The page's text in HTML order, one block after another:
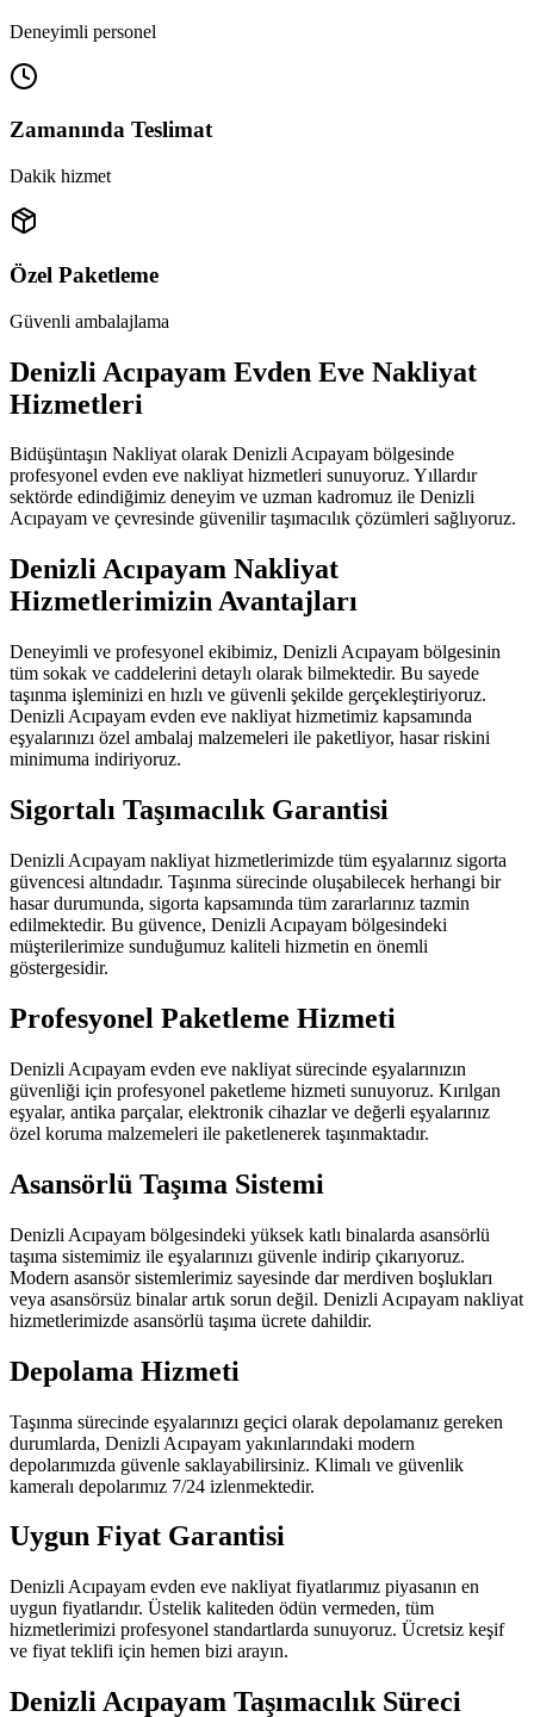
Deneyimli personel
Zamanında Teslimat
Dakik hizmet
Özel Paketleme
Güvenli ambalajlama
Denizli Acıpayam Evden Eve Nakliyat
Hizmetleri
Bidüşüntaşın Nakliyat olarak Denizli Acıpayam bölgesinde
profesyonel evden eve nakliyat hizmetleri sunuyoruz. Yıllardır
sektörde edindiğimiz deneyim ve uzman kadromuz ile Denizli
Acıpayam ve çevresinde güvenilir taşımacılık çözümleri sağlıyoruz.
Denizli Acıpayam Nakliyat
Hizmetlerimizin Avantajları
Deneyimli ve profesyonel ekibimiz, Denizli Acıpayam bölgesinin
tüm sokak ve caddelerini detaylı olarak bilmektedir. Bu sayede
taşınma işleminizi en hızlı ve güvenli şekilde gerçekleştiriyoruz.
Denizli Acıpayam evden eve nakliyat hizmetimiz kapsamında
eşyalarınızı özel ambalaj malzemeleri ile paketliyor, hasar riskini
minimuma indiriyoruz.
Sigortalı Taşımacılık Garantisi
Denizli Acıpayam nakliyat hizmetlerimizde tüm eşyalarınız sigorta
güvencesi altındadır. Taşınma sürecinde oluşabilecek herhangi bir
hasar durumunda, sigorta kapsamında tüm zararlarınız tazmin
edilmektedir. Bu güvence, Denizli Acıpayam bölgesindeki
müşterilerimize sunduğumuz kaliteli hizmetin en önemli
göstergesidir.
Profesyonel Paketleme Hizmeti
Denizli Acıpayam evden eve nakliyat sürecinde eşyalarınızın
güvenliği için profesyonel paketleme hizmeti sunuyoruz. Kırılgan
eşyalar, antika parçalar, elektronik cihazlar ve değerli eşyalarınız
özel koruma malzemeleri ile paketlenerek taşınmaktadır.
Asansörlü Taşıma Sistemi
Denizli Acıpayam bölgesindeki yüksek katlı binalarda asansörlü
taşıma sistemimiz ile eşyalarınızı güvenle indirip çıkarıyoruz.
Modern asansör sistemlerimiz sayesinde dar merdiven boşlukları
veya asansörsüz binalar artık sorun değil. Denizli Acıpayam nakliyat
hizmetlerimizde asansörlü taşıma ücrete dahildir.
Depolama Hizmeti
Taşınma sürecinde eşyalarınızı geçici olarak depolamanız gereken
durumlarda, Denizli Acıpayam yakınlarındaki modern
depolarımızda güvenle saklayabilirsiniz. Klimalı ve güvenlik
kameralı depolarımız 7/24 izlenmektedir.
Uygun Fiyat Garantisi
Denizli Acıpayam evden eve nakliyat fiyatlarımız piyasanın en
uygun fiyatlarıdır. Üstelik kaliteden ödün vermeden, tüm
hizmetlerimizi profesyonel standartlarda sunuyoruz. Ücretsiz keşif
ve fiyat teklifi için hemen bizi arayın.
Denizli Acıpayam Taşımacılık Süreci